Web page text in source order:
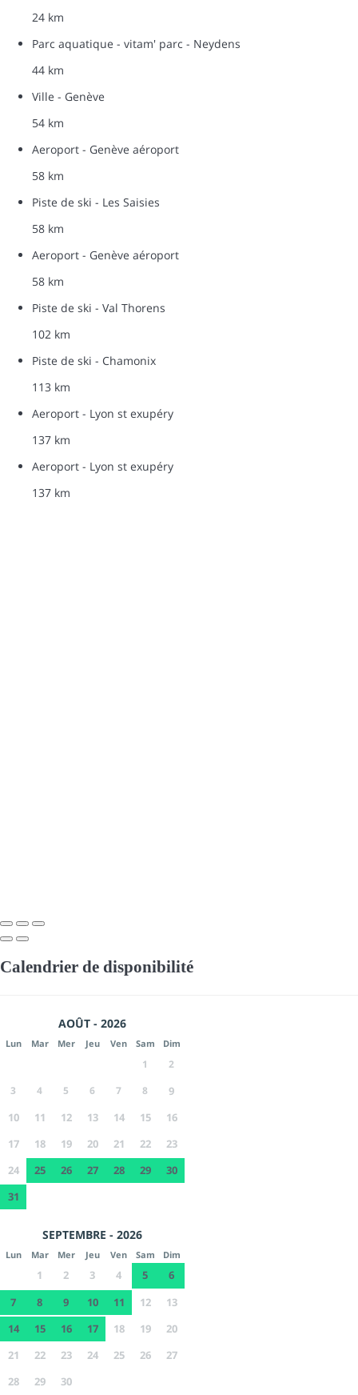
24 km
Parc aquatique - vitam' parc - Neydens
44 km
Ville - Genève
54 km
Aeroport - Genève aéroport
58 km
Piste de ski - Les Saisies
58 km
Aeroport - Genève aéroport
58 km
Piste de ski - Val Thorens
102 km
Piste de ski - Chamonix
113 km
Aeroport - Lyon st exupéry
137 km
Aeroport - Lyon st exupéry
137 km
Calendrier de disponibilité
AOÛT - 2026
Lun Mar Mer Jeu Ven Sam Dim
1
2
3
4 5 6 7 8
9
10
11 12 13 14 15
16
17
18 19 20 21 22
23
24
25 26 27 28 29
30
31
SEPTEMBRE - 2026
Lun Mar Mer Jeu Ven Sam Dim
1 2 3 4 5
6
7
8 9 10 11 12
13
14
15 16 17 18 19
20
21
22 23 24 25 26
27
28
29 30